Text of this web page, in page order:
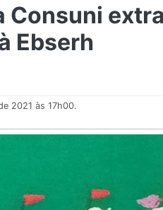
Consuni
Ebserh
2021 às 17h00.